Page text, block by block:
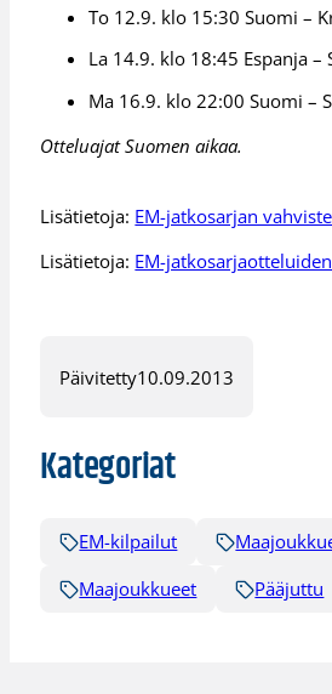
To 12.9. klo 15:30 Suomi –
La 14.9. klo 18:45 Espanja –
Ma 16.9. klo 22:00 Suomi –
Otteluajat Suomen aikaa.
Lisätietoja: EM-jatkosarjan
Lisätietoja: EM-
Päivitetty10.09.2013
Kategoriat
EM-kilpailut
Maajoukkueet
Pääjuttu